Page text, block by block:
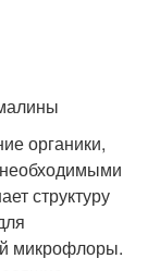
органики,
структуру
микрофлоры.